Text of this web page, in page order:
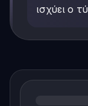
ισχύει ο